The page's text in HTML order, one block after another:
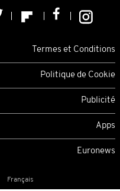
Termes et Conditions
Politique de Cookie
Publicité
Apps
Euronews